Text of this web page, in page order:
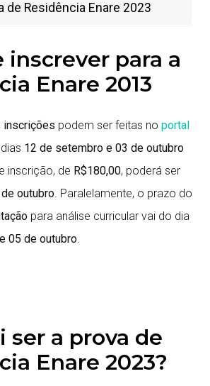
de Residência Enare 2023
inscrever para a
Enare 2013
inscrições podem ser feitas no portal
12 de setembro e 03 de outubro
inscrição, de R$180,00, poderá ser
outubro. Paralelamente, o prazo do
para análise curricular vai do dia
05 de outubro.
ser a prova de
Enare 2023?